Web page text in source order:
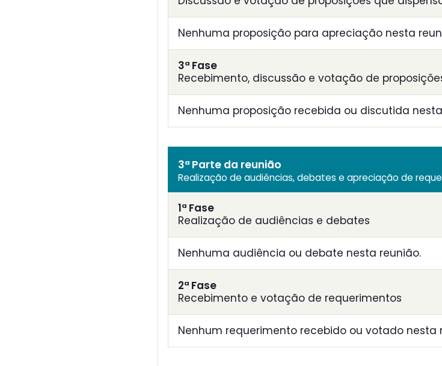
Nenhuma proposição para apreciação nesta
3ª Fase
Recebimento, discussão e votação de
Nenhuma proposição recebida ou discutida
3ª Parte da reunião
Realização de audiências, debates e apreciação de
1ª Fase
Realização de audiências e debates
Nenhuma audiência ou debate nesta reunião.
2ª Fase
Recebimento e votação de requerimentos
Nenhum requerimento recebido ou votado nesta